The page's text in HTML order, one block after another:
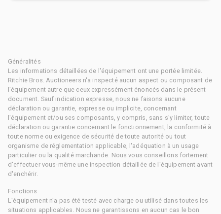
Généralités
Les informations détaillées de l'équipement ont une portée limitée.
Ritchie Bros. Auctioneers n'a inspecté aucun aspect ou composant de
l'équipement autre que ceux expressément énoncés dans le présent
document. Sauf indication expresse, nous ne faisons aucune
déclaration ou garantie, expresse ou implicite, concernant
l'équipement et/ou ses composants, y compris, sans s'y limiter, toute
déclaration ou garantie concernant le fonctionnement, la conformité à
toute norme ou exigence de sécurité de toute autorité ou tout
organisme de réglementation applicable, l'adéquation à un usage
particulier ou la qualité marchande. Nous vous conseillons fortement
d'effectuer vous-même une inspection détaillée de l'équipement avant
d'enchérir.
Fonctions
L'équipement n'a pas été testé avec charge ou utilisé dans toutes les
situations applicables. Nous ne garantissons en aucun cas le bon